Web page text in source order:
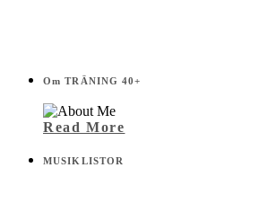
Om TRÄNING 40+
Read More
MUSIKLISTOR